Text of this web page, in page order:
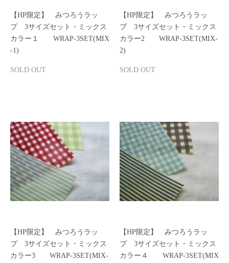
【HP限定】 みつろうラッ
プ 3サイズセット・ミックス
カラー１ WRAP-3SET(MIX
-1)
SOLD OUT
【HP限定】 みつろうラッ
プ 3サイズセット・ミックス
カラー2 WRAP-3SET(MIX-
2)
SOLD OUT
【HP限定】 みつろうラッ
プ 3サイズセット・ミックス
カラー3 WRAP-3SET(MIX-
【HP限定】 みつろうラッ
プ 3サイズセット・ミックス
カラー４ WRAP-3SET(MIX